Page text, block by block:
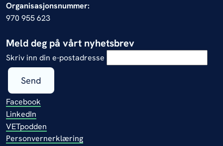
Organisasjonsnummer:
970 955 623
Meld deg på vårt nyhetsbrev
Skriv inn din e-postadresse
Send
Facebook
LinkedIn
VETpodden
Personvernerklæring